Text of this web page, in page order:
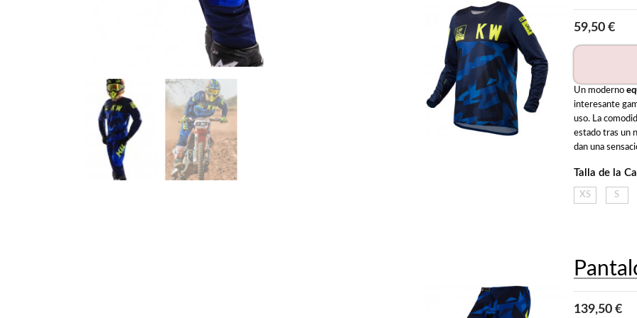
59,50 €
Un moderno
interesante
uso. La
estado tras un
dan una
Talla de la
XS S
139,50 €